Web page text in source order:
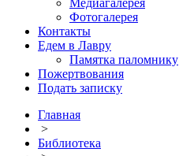
Медиагалерея
Фотогалерея
Контакты
Едем в Лавру
Памятка паломнику
Пожертвования
Подать записку
Главная
>
Библиотека